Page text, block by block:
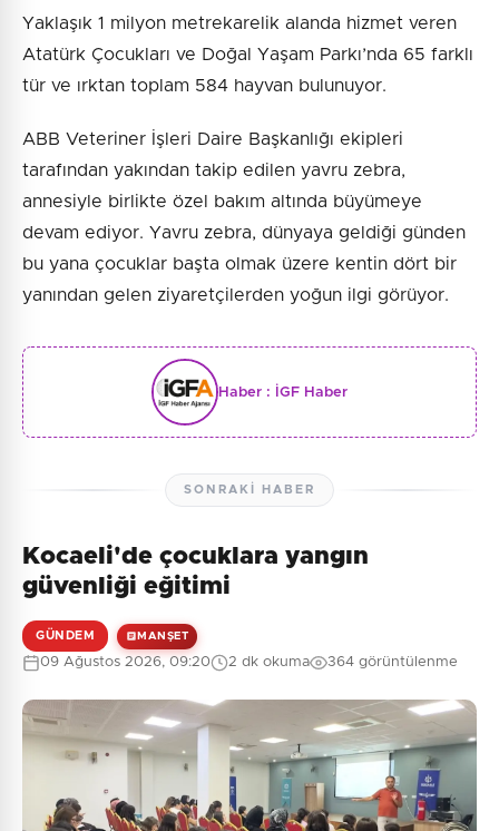
Yaklaşık 1 milyon metrekarelik alanda hizmet veren
Atatürk Çocukları ve Doğal Yaşam Parkı’nda 65 farklı
tür ve ırktan toplam 584 hayvan bulunuyor.
ABB Veteriner İşleri Daire Başkanlığı ekipleri
tarafından yakından takip edilen yavru zebra,
annesiyle birlikte özel bakım altında büyümeye
devam ediyor. Yavru zebra, dünyaya geldiği günden
bu yana çocuklar başta olmak üzere kentin dört bir
yanından gelen ziyaretçilerden yoğun ilgi görüyor.
Haber : İGF Haber
SONRAKI HABER
Kocaeli'de çocuklara yangın
güvenliği eğitimi
GÜNDEM MANŞET
09 Ağustos 2026, 09:20 2 dk okuma 364 görüntülenme